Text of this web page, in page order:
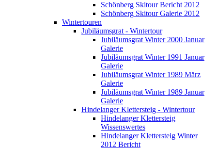
Schönberg Skitour Bericht 2012
Schönberg Skitour Galerie 2012
Wintertouren
Jubiläumsgrat - Wintertour
Jubiläumsgrat Winter 2000 Januar
Galerie
Jubiläumsgrat Winter 1991 Januar
Galerie
Jubiläumsgrat Winter 1989 März
Galerie
Jubiläumsgrat Winter 1989 Januar
Galerie
Hindelanger Klettersteig - Wintertour
Hindelanger Klettersteig
Wissenswertes
Hindelanger Klettersteig Winter
2012 Bericht